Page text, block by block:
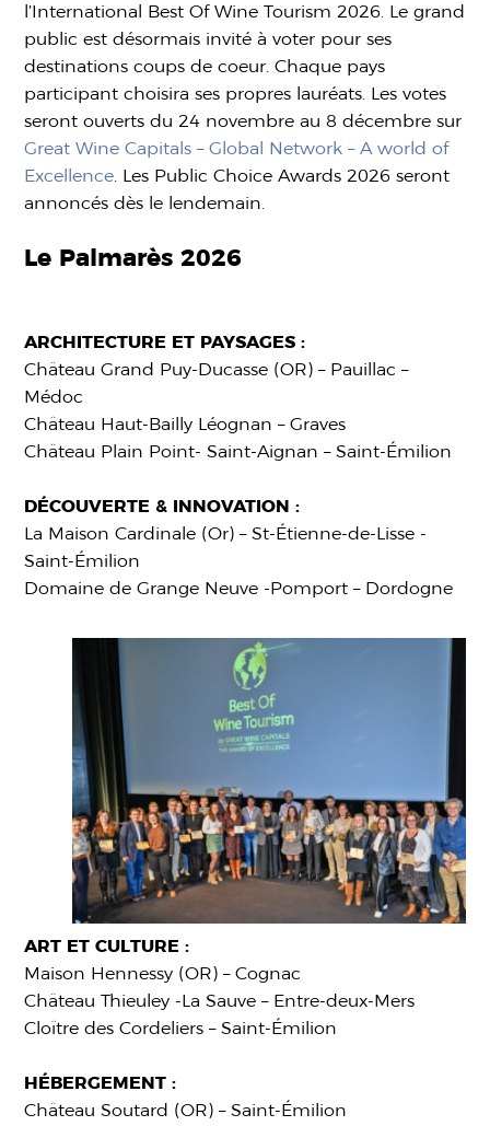
l’International Best Of Wine Tourism 2026. Le grand
public est désormais invité à voter pour ses
destinations coups de coeur. Chaque pays
participant choisira ses propres lauréats. Les votes
seront ouverts du 24 novembre au 8 décembre sur
Great Wine Capitals – Global Network – A world of
Excellence. Les Public Choice Awards 2026 seront
annoncés dès le lendemain.
Le Palmarès 2026
ARCHITECTURE ET PAYSAGES :
Château Grand Puy-Ducasse (OR) – Pauillac –
Médoc
Château Haut-Bailly Léognan – Graves
Château Plain Point- Saint-Aignan – Saint-Émilion
DÉCOUVERTE & INNOVATION :
La Maison Cardinale (Or) – St-Étienne-de-Lisse -
Saint-Émilion
Domaine de Grange Neuve -Pomport – Dordogne
ART ET CULTURE :
Maison Hennessy (OR) – Cognac
Château Thieuley -La Sauve – Entre-deux-Mers
Cloître des Cordeliers – Saint-Émilion
HÉBERGEMENT :
Château Soutard (OR) – Saint-Émilion